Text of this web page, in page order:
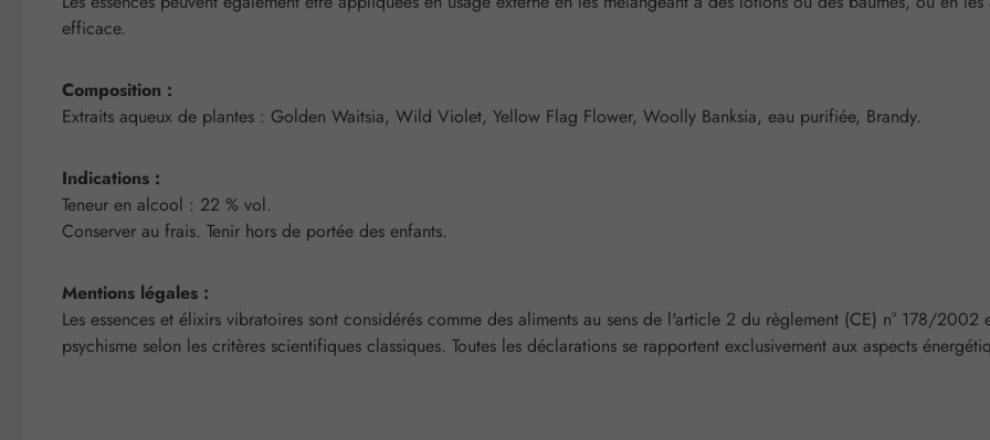
efficace.
Composition :
Extraits aqueux de plantes : Golden Waitsia, Wild Violet, Yellow Flag Flower, Woolly Banksia, eau purifiée, Brandy.
Indications :
Teneur en alcool : 22 % vol.
Conserver au frais. Tenir hors de portée des enfants.
Mentions légales :
Les essences et élixirs vibratoires sont considérés comme des aliments au sens de l'article 2 du règlement (CE) n° 178/
psychisme selon les critères scientifiques classiques. Toutes les déclarations se rapportent exclusivement aux aspects